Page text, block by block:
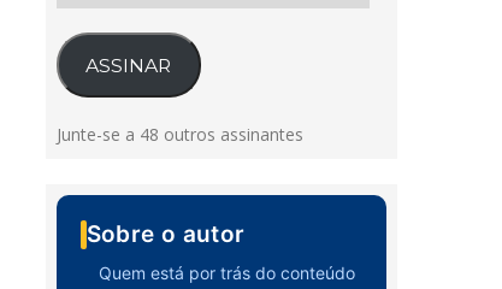
e-
mail
ASSINAR
Junte-se a 48 outros assinantes
Sobre o autor
Quem está por trás do conteúdo